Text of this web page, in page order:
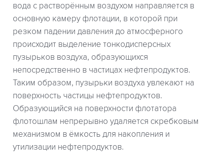
вода с растворённым воздухом направляется в
основную камеру флотации, в которой при
резком падении давления до атмосферного
происходит выделение тонкодисперсных
пузырьков воздуха, образующихся
непосредственно в частицах нефтепродуктов.
Таким образом, пузырьки воздуха увлекают на
поверхность частицы нефтепродуктов.
Образующийся на поверхности флотатора
флотошлам непрерывно удаляется скребковым
механизмом в ёмкость для накопления и
утилизации нефтепродуктов.